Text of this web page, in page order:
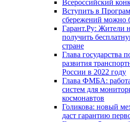
Всероссийский
Вступить в
сбережений можно
Гарант.Ру: Жители
получить
стране
Глава государства
развития
России в 2022 году
Глава ФМБА:
систем для
космонавтов
Голикова: новый
даст гарантию